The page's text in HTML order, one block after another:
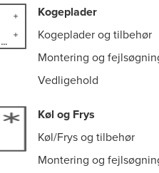
Kogeplader
Kogeplader og tilbehør
Montering og
Vedligehold
Køl og Frys
Køl/Frys og tilbehør
Montering og